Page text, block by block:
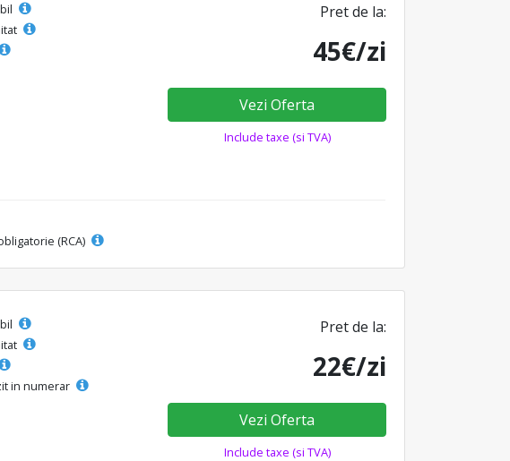
Pret de la:
45€/zi
Vezi Oferta
Include taxe (si TVA)
(RCA)
in numerar
Pret de la:
22€/zi
Vezi Oferta
Include taxe (si TVA)